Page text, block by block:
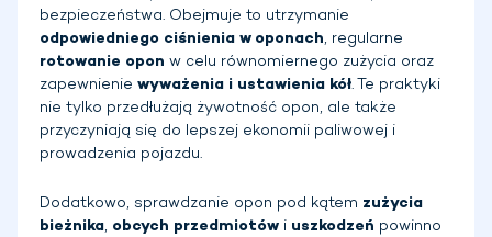
bezpieczeństwa. Obejmuje to utrzymanie
odpowiedniego ciśnienia w oponach, regularne
rotowanie opon w celu równomiernego zużycia oraz
zapewnienie wyważenia i ustawienia kół. Te praktyki
nie tylko przedłużają żywotność opon, ale także
przyczyniają się do lepszej ekonomii paliwowej i
prowadzenia pojazdu.
Dodatkowo, sprawdzanie opon pod kątem zużycia
bieżnika, obcych przedmiotów i uszkodzeń powinno